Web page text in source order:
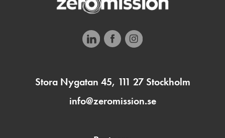
Stora Nygatan 45, 111 27 Stockholm
info@zeromission.se